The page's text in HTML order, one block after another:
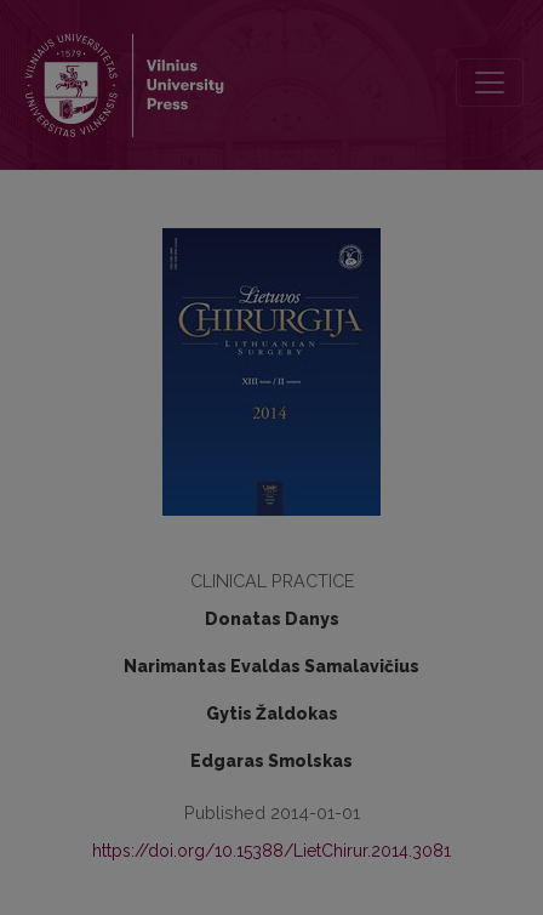
CLINICAL PRACTICE
Donatas Danys
Narimantas Evaldas Samalavičius
Gytis Žaldokas
Edgaras Smolskas
Published 2014-01-01
https://doi.org/10.15388/LietChirur.2014.3081